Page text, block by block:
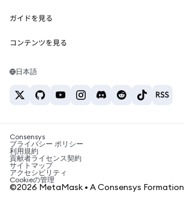
Snaps
Web3サービス
セキュリティ
サポート
キャリア
お問い合わせ
Solanaの価格
Tetherの価格
ETH→USD
USDT→INR
BTC→INR
ETH→USDT
ガイドを見る
ETHの購入
USDTの購入
SHIBの購入
BNBの購入
コンテンツを見る
Solanaウォレット
税制関連ニュース
暗号資産の購入方法は？
ビットコインを売るには？
日本語
Consensys
プライバシー ポリシー
利用規約
貢献者ライセンス契約
サイトマップ
アクセシビリティ
Cookieの管理
©2026 MetaMask • A Consensys Formation